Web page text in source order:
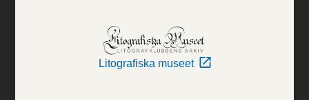
Litografiska museet